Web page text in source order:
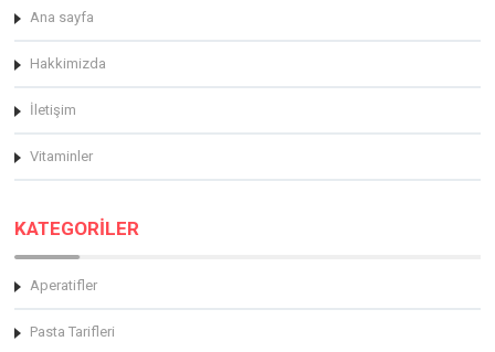
Ana sayfa
Hakkimizda
İletişim
Vitaminler
KATEGORİLER
Aperatifler
Pasta Tarifleri